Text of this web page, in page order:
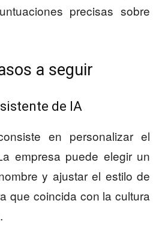
precisas sobre
a seguir
de IA
en personalizar el
empresa puede elegir un
y ajustar el estilo de
que coincida con la cultura